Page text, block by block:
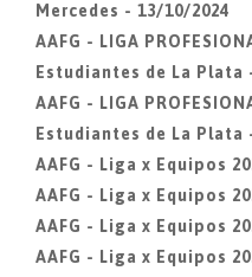
Mercedes - 13/10/2024
AAFG - LIGA
Estudiantes de La Plata
AAFG - LIGA
Estudiantes de La Plata
AAFG - Liga x Equipos
AAFG - Liga x Equipos
AAFG - Liga x Equipos
AAFG - Liga x Equipos